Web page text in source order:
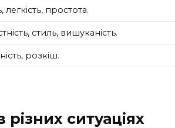
легкість, простота.
стиль, вишуканість.
розкіш.
різних ситуаціях